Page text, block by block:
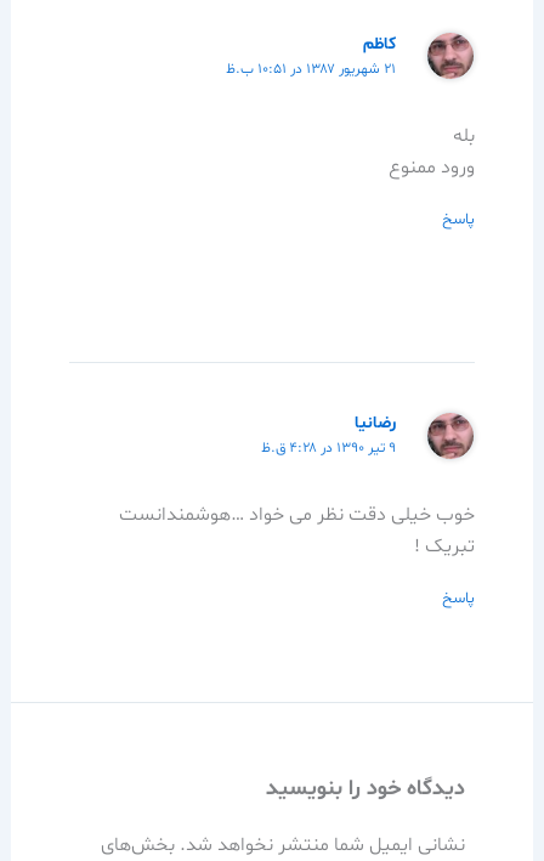
كاظم
۲۱ شهریور ۱۳۸۷ در ۱۰:۵۱ ب.ظ
بله
ورود ممنوع
پاسخ
رضانیا
۹ تیر ۱۳۹۰ در ۴:۲۸ ق.ظ
خوب خیلی دقت نظر می خواد …هوشمندانست
تبریک !
پاسخ
دیدگاه‌ خود را بنویسید
نشانی ایمیل شما منتشر نخواهد شد. بخش‌های